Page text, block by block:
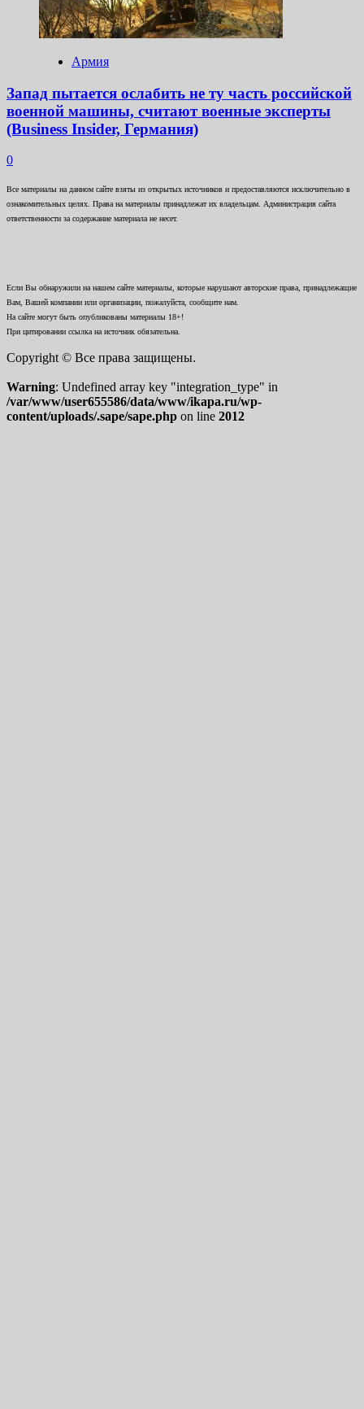
Армия
Запад пытается ослабить не ту часть российской
военной машины, считают военные эксперты
(Business Insider, Германия)
0
Все материалы на данном сайте взяты из открытых источников и предоставляются исключительно в
ознакомительных целях. Права на материалы принадлежат их владельцам. Администрация сайта
ответственности за содержание материала не несет.
Если Вы обнаружили на нашем сайте материалы, которые нарушают авторские права, принадлежащие
Вам, Вашей компании или организации, пожалуйста, сообщите нам.
На сайте могут быть опубликованы материалы 18+!
При цитировании ссылка на источник обязательна.
Copyright © Все права защищены.
Warning: Undefined array key "integration_type" in
/var/www/user655586/data/www/ikapa.ru/wp-
content/uploads/.sape/sape.php on line 2012